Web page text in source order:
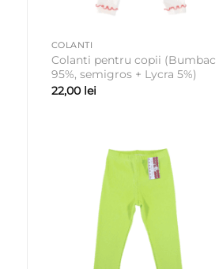
COLANTI
Colanti pentru copii (Bumbac
95%, semigros + Lycra 5%)
22,00 lei